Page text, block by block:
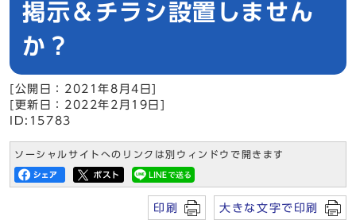
掲示＆チラシ設置しません
か？
[公開日：2021年8月4日]
[更新日：2022年2月19日]
ID:15783
ソーシャルサイトへのリンクは別ウィンドウで開きます
印刷 大きな文字で印刷